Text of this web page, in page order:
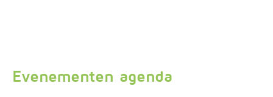
Evenementen agenda